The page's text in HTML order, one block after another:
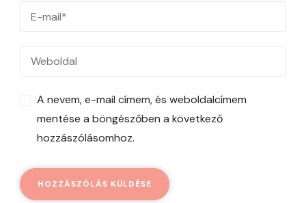
A nevem, e-mail címem, és weboldalcímem
mentése a böngészőben a következő
hozzászólásomhoz.